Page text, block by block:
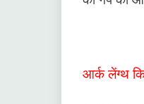
आर्क लेंग्थ